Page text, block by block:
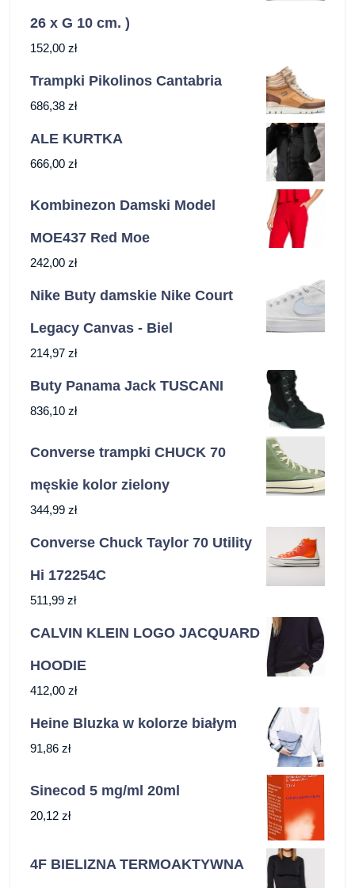
26 x G 10 cm. )
152,00 zł
Trampki Pikolinos Cantabria
686,38 zł
ALE KURTKA
666,00 zł
Kombinezon Damski Model
MOE437 Red Moe
242,00 zł
Nike Buty damskie Nike Court
Legacy Canvas - Biel
214,97 zł
Buty Panama Jack TUSCANI
836,10 zł
Converse trampki CHUCK 70
męskie kolor zielony
344,99 zł
Converse Chuck Taylor 70 Utility
Hi 172254C
511,99 zł
CALVIN KLEIN LOGO JACQUARD
HOODIE
412,00 zł
Heine Bluzka w kolorze białym
91,86 zł
Sinecod 5 mg/ml 20ml
20,12 zł
4F BIELIZNA TERMOAKTYWNA